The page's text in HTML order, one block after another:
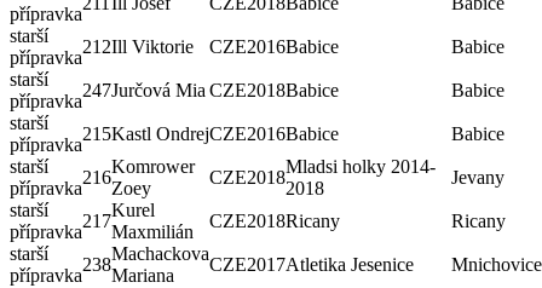
přípravka
starší
přípravka
212Ill Viktorie CZE2016Babice
Babice
starší
přípravka
247Jurčová Mia CZE2018Babice
Babice
starší
přípravka
215Kastl OndrejCZE2016Babice
Babice
starší
přípravka
216
Komrower
Zoey
CZE2018
Mladsi holky 2014-
2018
Jevany
starší
přípravka
217
Kurel
Maxmilián
CZE2018Ricany
Ricany
starší
přípravka
238
Machackova
Mariana
CZE2017Atletika Jesenice
Mnichovice